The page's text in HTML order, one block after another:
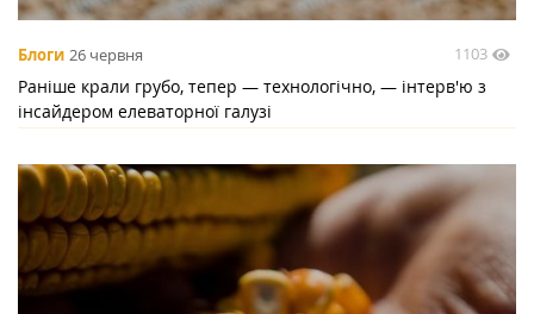
Блоги 26 червня 1103
Раніше крали грубо, тепер — технологічно, — інтерв'ю з
інсайдером елеваторної галузі